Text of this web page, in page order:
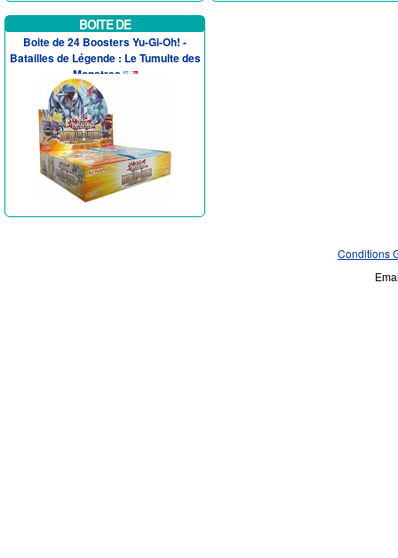
BOITE DE
Boite de 24 Boosters Yu-Gi-Oh! -
Batailles de Légende : Le Tumulte des
Monstres
Conditions